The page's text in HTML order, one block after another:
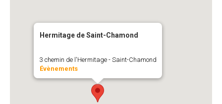
Hermitage de Saint-Chamond
3 chemin de l'Hermitage - Saint-Chamond
Évènements